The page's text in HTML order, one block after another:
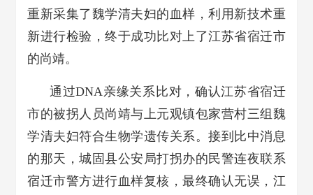
重新采集了魏学清夫妇的血样，利用新技术重
新进行检验，终于成功比对上了江苏省宿迁市
的尚靖。
通过DNA亲缘关系比对，确认江苏省宿迁
市的被拐人员尚靖与上元观镇包家营村三组魏
学清夫妇符合生物学遗传关系。接到比中消息
的那天，城固县公安局打拐办的民警连夜联系
宿迁市警方进行血样复核，最终确认无误，江